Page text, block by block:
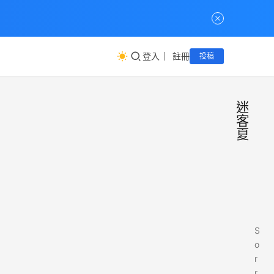
登入 註冊 投稿
迷
客
夏
S
o
r